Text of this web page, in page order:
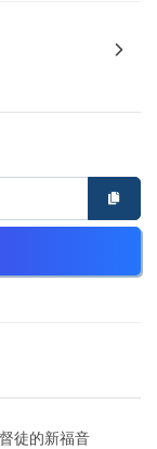
徒的新福音